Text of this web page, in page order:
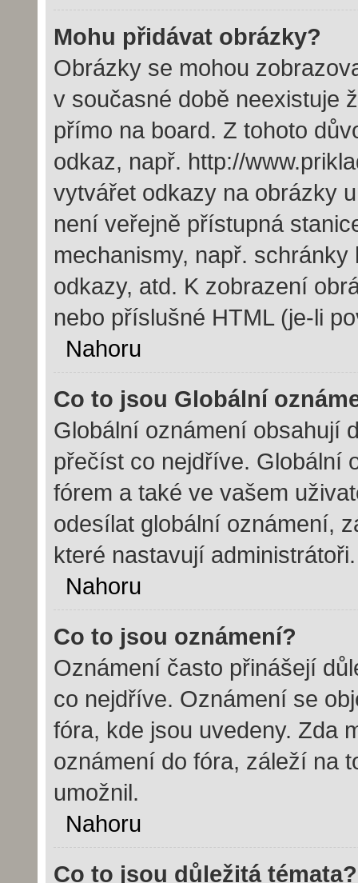
Mohu přidávat obrázky?
Obrázky se mohou
v současné době neexistuje
přímo na board. Z tohoto
odkaz, např. http://
vytvářet odkazy na obrázky
není veřejně přístupná
mechanismy, např.
odkazy, atd. K zobrazení
nebo příslušné HTML (je-li
Nahoru
Co to jsou Globální
Globální oznámení obsahují
přečíst co nejdříve. Globální
fórem a také ve vašem
odesílat globální oznámení,
které nastavují administrátoři.
Nahoru
Co to jsou oznámení?
Oznámení často přinášejí
co nejdříve. Oznámení se
fóra, kde jsou uvedeny. Zda
oznámení do fóra, záleží na
umožnil.
Nahoru
Co to jsou důležitá témata?